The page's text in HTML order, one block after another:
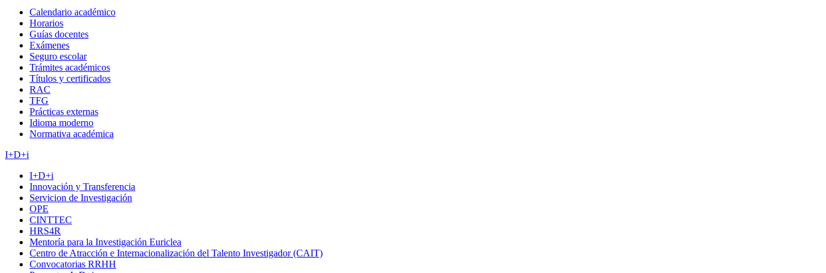
Calendario académico
Horarios
Guías docentes
Exámenes
Seguro escolar
Trámites académicos
Títulos y certificados
RAC
TFG
Prácticas externas
Idioma moderno
Normativa académica
I+D+i
I+D+i
Innovación y Transferencia
Servicion de Investigación
OPE
CINTTEC
HRS4R
Mentoría para la Investigación Euriclea
Centro de Atracción e Internacionalización del Talento Investigador (CAIT)
Convocatorias RRHH